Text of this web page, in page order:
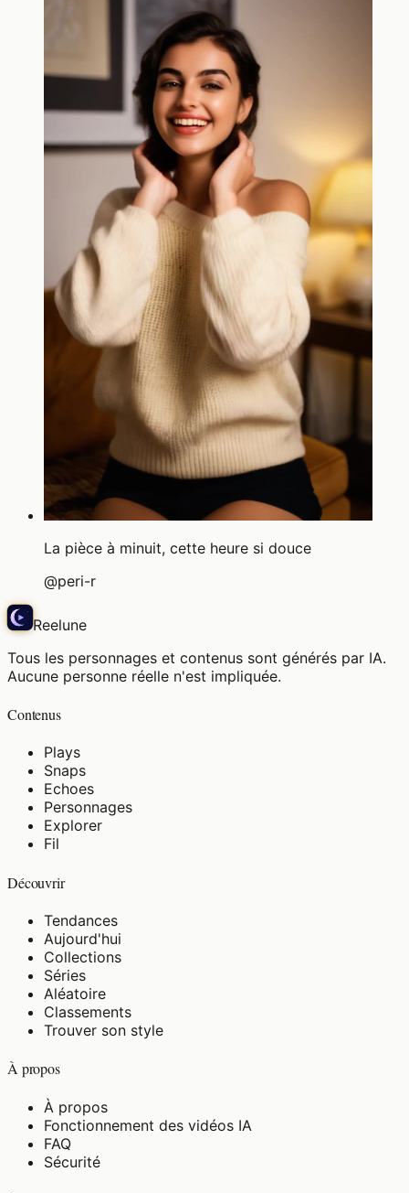
La pièce à minuit, cette heure si douce
@peri-r
Reelune
Tous les personnages et contenus sont générés par IA.
Aucune personne réelle n'est impliquée.
Contenus
Plays
Snaps
Echoes
Personnages
Explorer
Fil
Découvrir
Tendances
Aujourd'hui
Collections
Séries
Aléatoire
Classements
Trouver son style
À propos
À propos
Fonctionnement des vidéos IA
FAQ
Sécurité